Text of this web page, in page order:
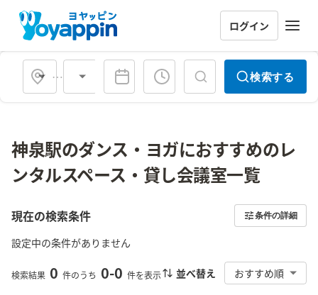
ログイン
会場タイプ 検索する
神泉駅のダンス・ヨガにおすすめのレ
ンタルスペース・貸し会議室一覧
現在の検索条件 条件の詳細
設定中の条件がありません
検索結果 0 件のうち 0-0 件を表示 並べ替え おすすめ順